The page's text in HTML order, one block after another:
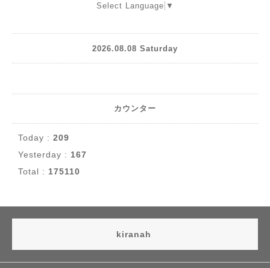
Select Language ▼
2026.08.08 Saturday
カウンター
Today : 209
Yesterday : 167
Total : 175110
kiranah